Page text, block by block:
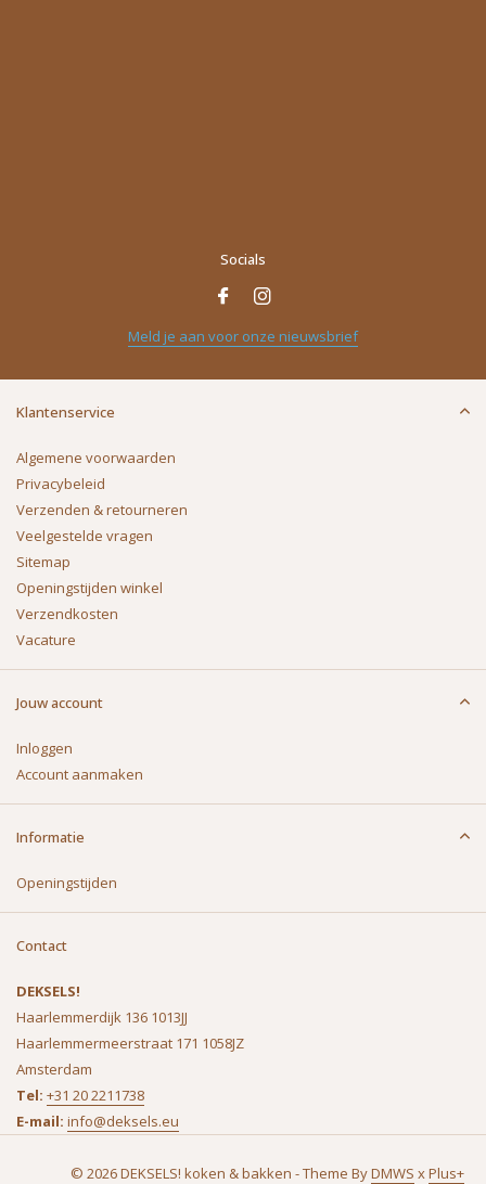
Socials
Meld je aan voor onze nieuwsbrief
Klantenservice
Algemene voorwaarden
Privacybeleid
Verzenden & retourneren
Veelgestelde vragen
Sitemap
Openingstijden winkel
Verzendkosten
Vacature
Jouw account
Inloggen
Account aanmaken
Informatie
Openingstijden
Contact
DEKSELS!
Haarlemmerdijk 136 1013JJ
Haarlemmermeerstraat 171 1058JZ
Amsterdam
Tel: +31 20 2211738
E-mail: info@deksels.eu
© 2026 DEKSELS! koken & bakken - Theme ByDMWS xPlus+